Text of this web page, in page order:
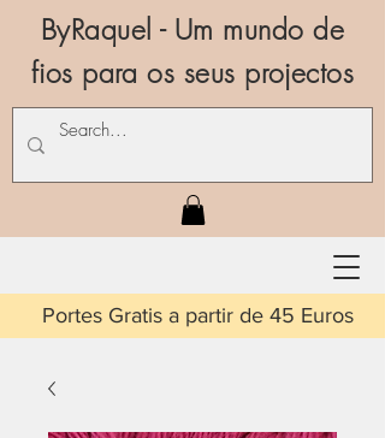
ByRaquel - Um mundo de
fios para os seus projectos
a partir de 45 Euros